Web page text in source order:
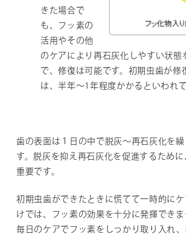
きた場合で
も、フッ素の
活用やその他
のケアにより再石灰化しやすい状態
で、修復は可能です。初期虫歯が修
は、半年～1年程度かかるといわれ
歯の表面は１日の中で脱灰～再石灰化を
す。脱灰を抑え再石灰化を促進するため
重要です。
初期虫歯ができたときに慌てて一時的に
けでは、フッ素の効果を十分に発揮できま
毎日のケアでフッ素をしっかり取り入れ